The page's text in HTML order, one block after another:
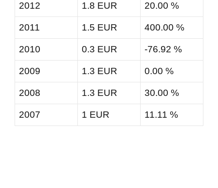
2012 1.8 EUR 20.00 %
2011 1.5 EUR 400.00 %
2010 0.3 EUR -76.92 %
2009 1.3 EUR 0.00 %
2008 1.3 EUR 30.00 %
2007 1 EUR 11.11 %